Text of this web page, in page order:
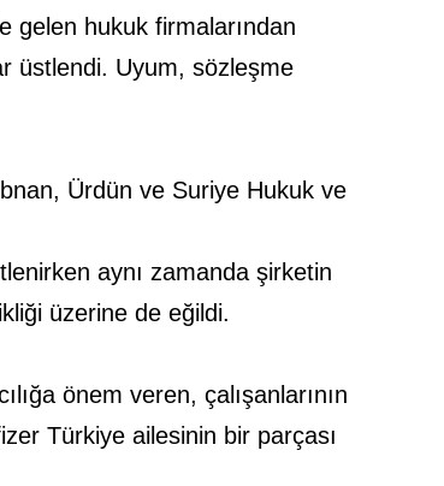
gelen hukuk firmalarından
üstlendi. Uyum, sözleşme
Ürdün ve Suriye Hukuk ve
aynı zamanda şirketin
üzerine de eğildi.
önem veren, çalışanlarının
Türkiye ailesinin bir parçası